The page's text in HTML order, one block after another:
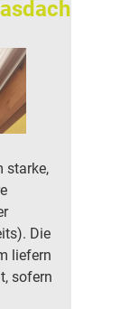
starke,
Die
liefern
sofern